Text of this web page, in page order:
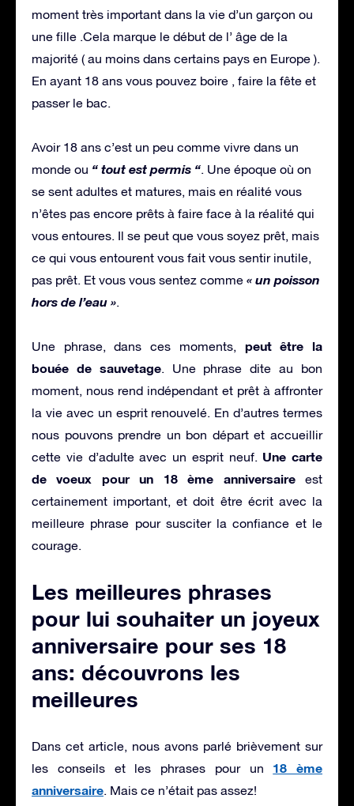
moment très important dans la vie d’un garçon ou
une fille .Cela marque le début de l’ âge de la
majorité ( au moins dans certains pays en Europe ).
En ayant 18 ans vous pouvez boire , faire la fête et
passer le bac.
Avoir 18 ans c’est un peu comme vivre dans un
monde ou “ tout est permis “. Une époque où on
se sent adultes et matures, mais en réalité vous
n’êtes pas encore prêts à faire face à la réalité qui
vous entoures. Il se peut que vous soyez prêt, mais
ce qui vous entourent vous fait vous sentir inutile,
pas prêt. Et vous vous sentez comme « un poisson
hors de l’eau ».
Une phrase, dans ces moments, peut être la
bouée de sauvetage. Une phrase dite au bon
moment, nous rend indépendant et prêt à affronter
la vie avec un esprit renouvelé. En d’autres termes
nous pouvons prendre un bon départ et accueillir
cette vie d’adulte avec un esprit neuf. Une carte
de voeux pour un 18 ème anniversaireest
certainement important, et doit être écrit avec la
meilleure phrase pour susciter la confiance et le
courage.
Les meilleures phrases
pour lui souhaiter un joyeux
anniversaire pour ses 18
ans: découvrons les
meilleures
Dans cet article, nous avons parlé brièvement sur
les conseils et les phrases pour un 18 ème
anniversaire. Mais ce n’était pas assez!